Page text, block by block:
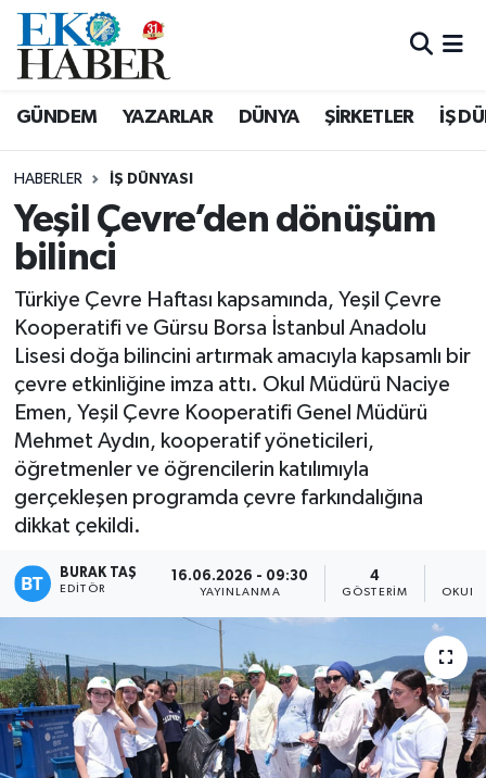
GÜNDEM YAZARLAR DÜNYA ŞİRKETLER İŞ
HABERLER İŞ DÜNYASI
Yeşil Çevre’den dönüşüm
bilinci
Türkiye Çevre Haftası kapsamında, Yeşil Çevre
Kooperatifi ve Gürsu Borsa İstanbul Anadolu
Lisesi doğa bilincini artırmak amacıyla kapsamlı bir
çevre etkinliğine imza attı. Okul Müdürü Naciye
Emen, Yeşil Çevre Kooperatifi Genel Müdürü
Mehmet Aydın, kooperatif yöneticileri,
öğretmenler ve öğrencilerin katılımıyla
gerçekleşen programda çevre farkındalığına
dikkat çekildi.
BURAK TAŞ
EDITÖR
16.06.2026 - 09:30
YAYINLANMA
4
GÖSTERIM
Hava Durumu
Tüm Manşetler
Son Dakika Haberleri
Haber Arşivi